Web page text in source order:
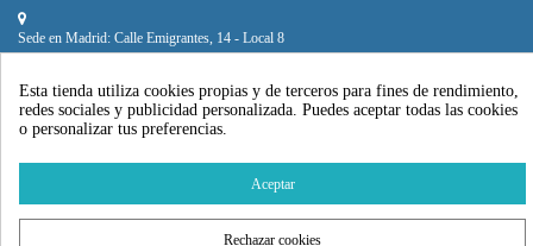
Sede en Madrid: Calle Emigrantes, 14 - Local 8
Esta tienda utiliza cookies propias y de terceros para fines de rendimiento,
redes sociales y publicidad personalizada. Puedes aceptar todas las cookies
o personalizar tus preferencias.
Aceptar
Rechazar cookies